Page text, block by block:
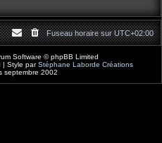
Fuseau horaire surUTC+02:00
Software © phpBB Limited
| Style parStéphane Laborde Créations
septembre 2002